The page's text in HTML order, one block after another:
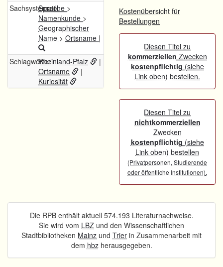
Sachsystematik
Sprache >
Namenkunde >
Geographischer
Name > Ortsname |
SchlagwörterRheinland-Pfalz
|
Ortsname
|
Kuriosität
Kostenübersicht für
Bestellungen
Diesen Titel zu
kommerziellen Zwecken
kostenpflichtig (siehe
Link oben) bestellen.
Diesen Titel zu
nichtkommerziellen
Zwecken
kostenpflichtig (siehe
Link oben) bestellen
(Privatpersonen, Studierende
oder öffentliche Institutionen).
Die RPB enthält aktuell 574.193 Literaturnachweise.
Sie wird vom LBZ und den Wissenschaftlichen
Stadtbibliotheken Mainz und Trier in Zusammenarbeit mit
dem hbzherausgegeben.